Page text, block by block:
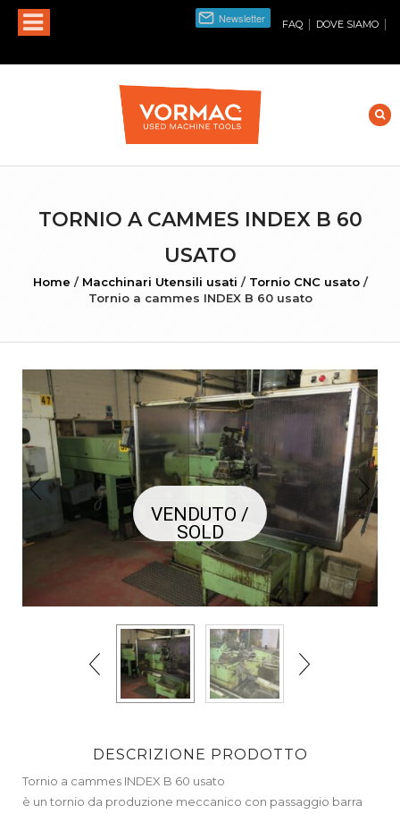
FAQ | DOVE SIAMO |
TORNIO A CAMMES INDEX B 60
USATO
Home / Macchinari Utensili usati / Tornio CNC usato /
Tornio a cammes INDEX B 60 usato
VENDUTO /
SOLD
DESCRIZIONE PRODOTTO
Tornio a cammes INDEX B 60 usato
è un tornio da produzione meccanico con passaggio barra